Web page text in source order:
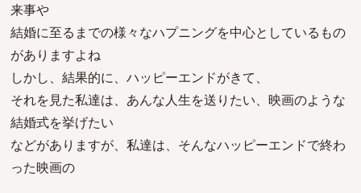
来事や
結婚に至るまでの様々なハプニングを中心としているもの
がありますよね
しかし、結果的に、ハッピーエンドがきて、
それを見た私達は、あんな人生を送りたい、映画のような
結婚式を挙げたい
などがありますが、私達は、そんなハッピーエンドで終わ
った映画の